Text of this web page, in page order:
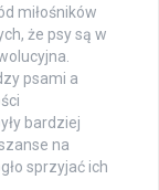
miłośników
że psy są w
psami a
bardziej
na
sprzyjać ich